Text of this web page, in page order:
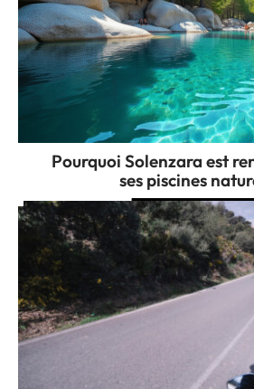
Pourquoi Solenzara est
ses piscines